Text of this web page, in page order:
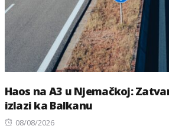
Haos na A3 u Njemačkoj:
izlazi ka Balkanu
Posted
08/08/2026